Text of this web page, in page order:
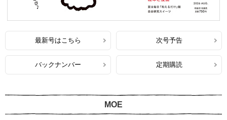
最新号はこちら 次号予告
バックナンバー 定期購読
MOE